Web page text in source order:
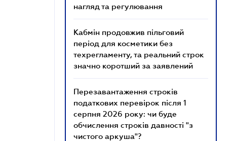
нагляд та регулювання
Кабмін продовжив пільговий
період для косметики без
техрегламенту, та реальний строк
значно коротший за заявлений
Перезавантаження строків
податкових перевірок після 1
серпня 2026 року: чи буде
обчислення строків давності "з
чистого аркуша"?